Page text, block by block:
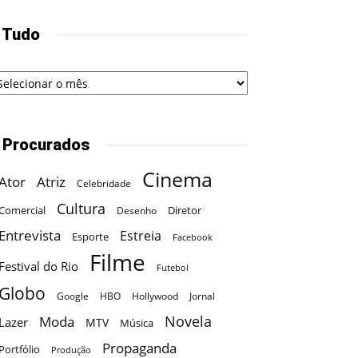
Tudo
Procurados
Atriz Celebridade Cinema
Cultura Desenho Diretor
Entrevista Esporte Estreia Facebook
Festival do Rio Filme Futebol
Globo Google HBO Hollywood Jornal
Lazer Moda MTV Música Novela
Portfólio Produção Propaganda